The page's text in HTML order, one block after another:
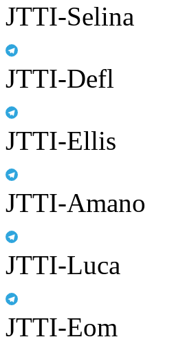
JTTI-Selina
JTTI-Defl
JTTI-Ellis
JTTI-Amano
JTTI-Luca
JTTI-Eom